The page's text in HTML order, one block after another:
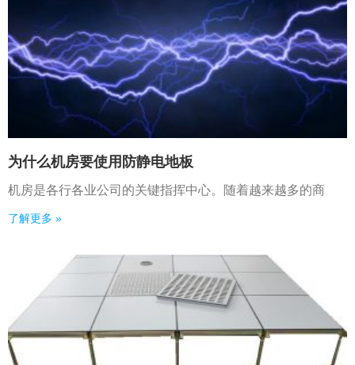
为什么机房要使用防静电地板
机房是各行各业公司的关键指挥中心。随着越来越多的商
了解更多 »